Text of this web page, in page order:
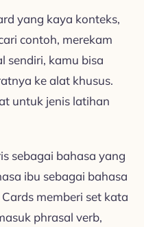
yang kaya konteks,
contoh, merekam
sendiri, kamu bisa
ke alat khusus.
untuk jenis latihan
sebagai bahasa yang
ibu sebagai bahasa
memberi set kata
phrasal verb,